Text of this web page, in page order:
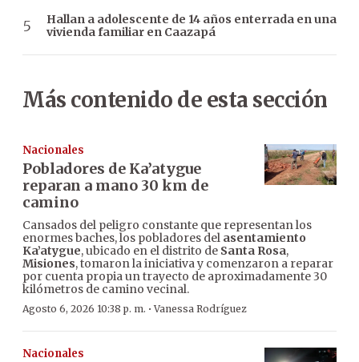
Hallan a adolescente de 14 años enterrada en una
vivienda familiar en Caazapá
Más contenido de esta sección
Nacionales
Pobladores de Ka’atygue
reparan a mano 30 km de
camino
Cansados del peligro constante que representan los
enormes baches, los pobladores del asentamiento
Ka’atygue, ubicado en el distrito de Santa Rosa,
Misiones, tomaron la iniciativa y comenzaron a reparar
por cuenta propia un trayecto de aproximadamente 30
kilómetros de camino vecinal.
Agosto 6, 2026 10:38 p. m. ·Vanessa Rodríguez
Nacionales